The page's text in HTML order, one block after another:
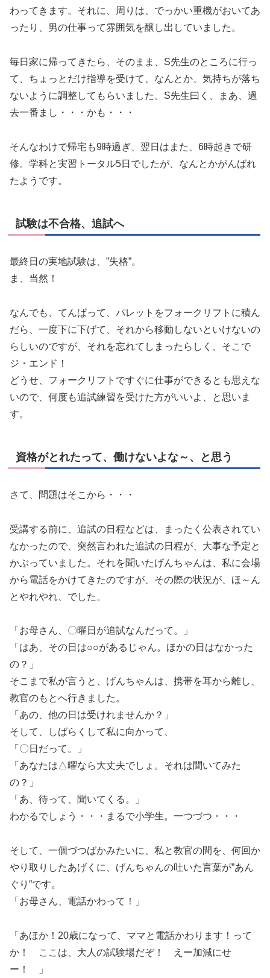
わってきます。それに、周りは、でっかい重機がおいてあ
ったり、男の仕事って雰囲気を醸し出していました。
毎日家に帰ってきたら、そのまま、S先生のところに行っ
て、ちょっとだけ指導を受けて、なんとか、気持ちが落ち
ないように調整してもらいました。S先生曰く、まあ、過
去一番まし・・・かも・・・
そんなわけで帰宅も9時過ぎ、翌日はまた、6時起きで研
修。学科と実習トータル5日でしたが、なんとかがんばれ
たようです。
試験は不合格、追試へ
最終日の実地試験は、”失格”。
ま、当然！
なんでも、てんぱって、パレットをフォークリフトに積ん
だら、一度下に下げて、それから移動しないといけないの
らしいのですが、それを忘れてしまったらしく、そこで
ジ・エンド！
どうせ、フォークリフトですぐに仕事ができるとも思えな
いので、何度も追試練習を受けた方がいいよ、と思いま
す。
資格がとれたって、働けないよな～、と思う
さて、問題はそこから・・・
受講する前に、追試の日程などは、まったく公表されてい
なかったので、突然言われた追試の日程が、大事な予定と
かぶっていました。それを聞いたげんちゃんは、私に会場
から電話をかけてきたのですが、その際の状況が、ほ～ん
とやれやれ、でした。
「お母さん、〇曜日が追試なんだって。」
「はあ、その日は○○があるじゃん。ほかの日はなかった
の？」
そこまで私が言うと、げんちゃんは、携帯を耳から離し、
教官のもとへ行きました。
「あの、他の日は受けれませんか？」
そして、しばらくして私に向かって、
「〇日だって。」
「あなたは△曜なら大丈夫でしょ。それは聞いてみた
の？」
「あ、待って、聞いてくる。」
わかるでしょう・・・まるで小学生。一つづつ・・・
そして、一個づつばかみたいに、私と教官の間を、何回か
やり取りしたあげくに、げんちゃんの吐いた言葉が”あん
ぐり”です。
「お母さん、電話かわって！」
「あほか！20歳になって、ママと電話かわります！って
か！ ここは、大人の試験場だぞ！ えー加減にせ
ー！ 」